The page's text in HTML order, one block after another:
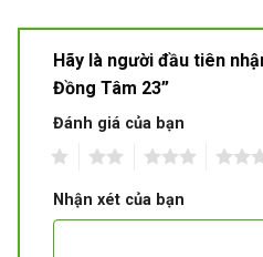
Hãy là người đầu tiên
Đồng Tâm 23”
Đánh giá của bạn
Nhận xét của bạn